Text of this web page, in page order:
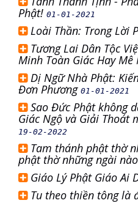
Phật! 01-01-2021
Loài Thần: Trong Lời
Tương Lai Dân Tộc
Minh Toàn Giác Hay Mê
Dị Ngữ Nhà Phật:
Đơn Phương 01-01-2021
Sao Đức Phật không
Giác Ngộ và Giải Thoát
19-02-2022
Tam thánh phật thờ
phật thờ những ngài nào
Giáo Lý Phật Giáo Ai
Tu theo thiền tông là